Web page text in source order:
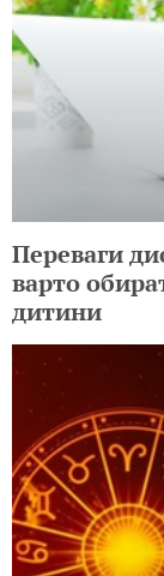
Переваги
варто
дитини